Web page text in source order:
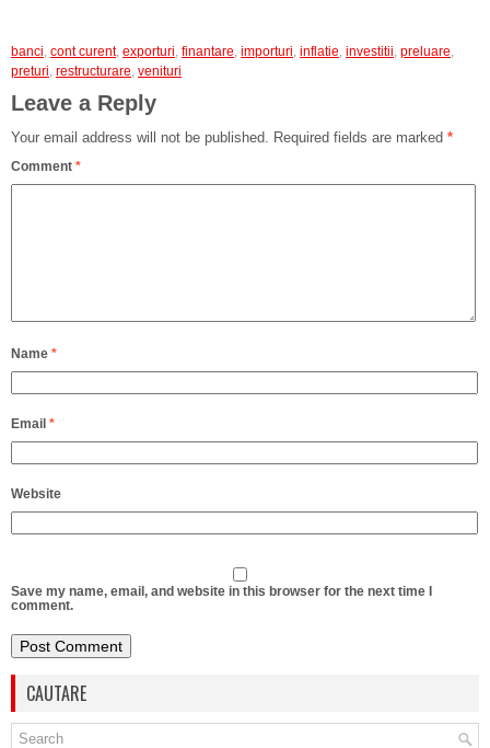
banci, cont curent, exporturi, finantare, importuri, inflatie, investitii, preluare,
preturi, restructurare, venituri
Leave a Reply
Your email address will not be published. Required fields are marked *
Comment *
Name *
Email *
Website
Save my name, email, and website in this browser for the next time I
comment.
CAUTARE